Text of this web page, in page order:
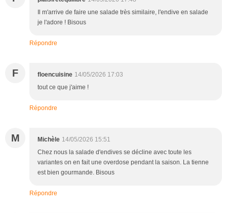
Il m'arrive de faire une salade très similaire, l'endive en salade
je l'adore ! Bisous
Répondre
F floencuisine 14/05/2026 17:03
tout ce que j'aime !
Répondre
M Michèle 14/05/2026 15:51
Chez nous la salade d'endives se décline avec toute les
variantes on en fait une overdose pendant la saison. La tienne
est bien gourmande. Bisous
Répondre